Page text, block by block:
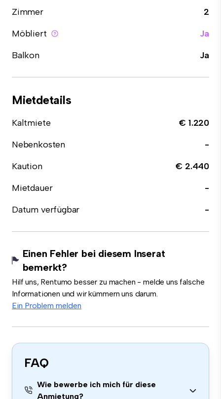
Zimmer
2
Möbliert
Ja
Balkon
Ja
Mietdetails
Kaltmiete
€ 1.220
Nebenkosten
-
Kaution
€ 2.440
Mietdauer
-
Datum verfügbar
-
Einen Fehler bei diesem Inserat
bemerkt?
Hilf uns, Rentumo besser zu machen - melde uns falsche
Informationen und wir kümmern uns darum.
Ein Problem melden
FAQ
Wie bewerbe ich mich für diese
Anmietung?